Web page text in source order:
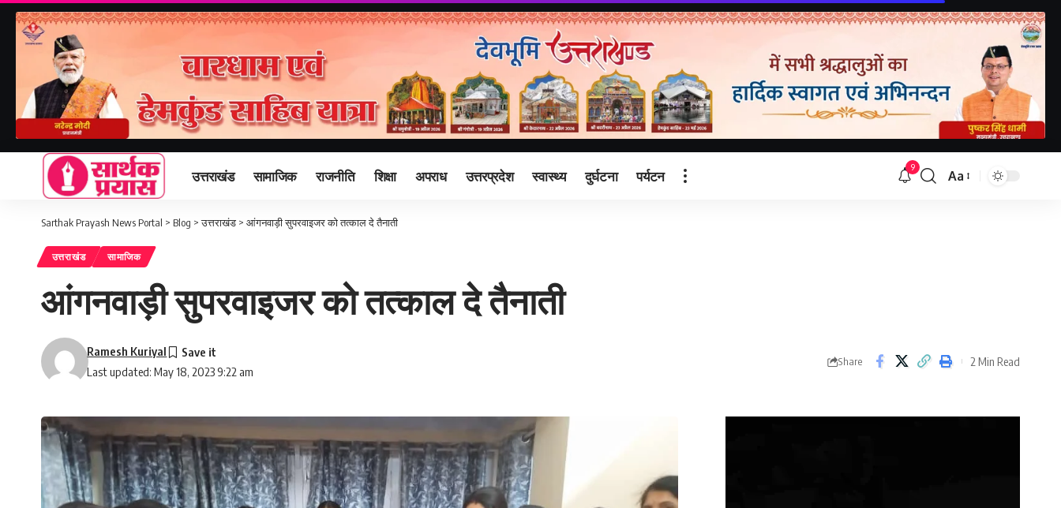
उत्तराखंड सामाजिक राजनीति शिक्षा अपराध उत्तरप्रदेश स्वास्थ्य दुर्घटना पर्यटन 9
Font
Aa
Sarthak Prayash News Portal > Blog >उत्तराखंड > आंगनवाड़ी सुपरवाइजर को तत्काल दे तैनाती
उत्तराखंड सामाजिक
आंगनवाड़ी सुपरवाइजर को तत्काल दे तैनाती
Last updated: May 18, 2023 9:22 am
Ramesh Kuriyal
Share 2 Min Read